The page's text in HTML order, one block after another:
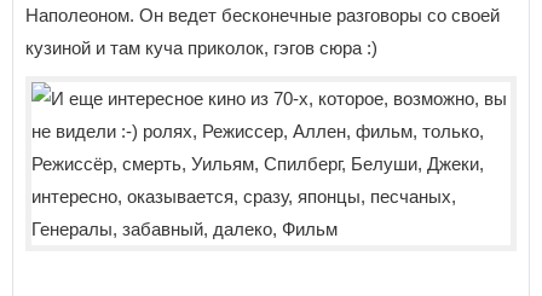
Наполеоном. Он ведет бесконечные разговоры со своей
кузиной и там куча приколок, гэгов сюра :)